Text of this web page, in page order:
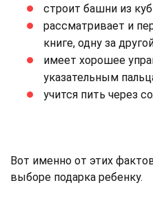
строит башни из
рассматривает и
книге, одну за
имеет хорошее
указательным
учится пить через
Вот именно от этих
выборе подарка ребенку.